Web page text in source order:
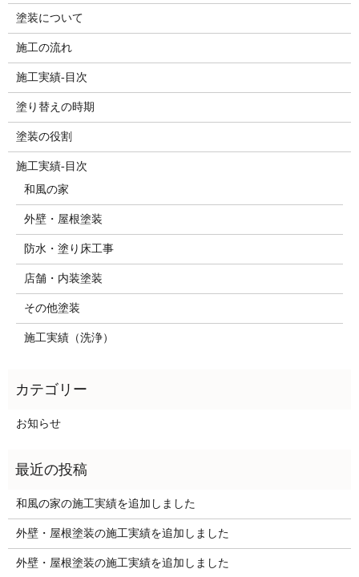
塗装について
施工の流れ
施工実績-目次
塗り替えの時期
塗装の役割
施工実績-目次
和風の家
外壁・屋根塗装
防水・塗り床工事
店舗・内装塗装
その他塗装
施工実績（洗浄）
お知らせ
和風の家の施工実績を追加しました
外壁・屋根塗装の施工実績を追加しました
外壁・屋根塗装の施工実績を追加しました